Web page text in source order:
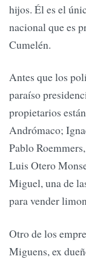
hijos. Él es el
nacional que es
Cumelén.
Antes que los
paraíso
propietarios
Andrómaco;
Pablo
Luis Otero
Miguel, una de
para vender
Otro de los
Miguens, ex